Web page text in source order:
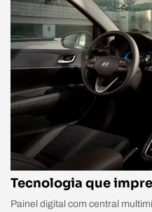
Tecnologia que
Painel digital com central